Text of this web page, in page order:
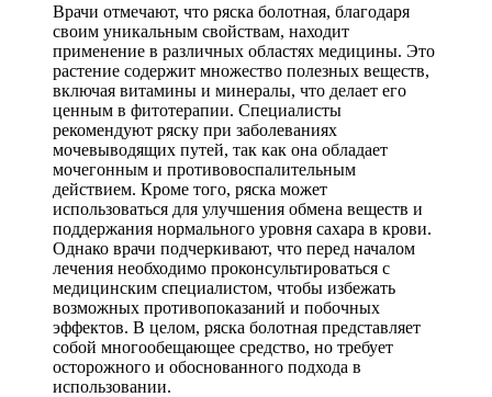
Врачи отмечают, что ряска болотная, благодаря
своим уникальным свойствам, находит
применение в различных областях медицины. Это
растение содержит множество полезных веществ,
включая витамины и минералы, что делает его
ценным в фитотерапии. Специалисты
рекомендуют ряску при заболеваниях
мочевыводящих путей, так как она обладает
мочегонным и противовоспалительным
действием. Кроме того, ряска может
использоваться для улучшения обмена веществ и
поддержания нормального уровня сахара в крови.
Однако врачи подчеркивают, что перед началом
лечения необходимо проконсультироваться с
медицинским специалистом, чтобы избежать
возможных противопоказаний и побочных
эффектов. В целом, ряска болотная представляет
собой многообещающее средство, но требует
осторожного и обоснованного подхода в
использовании.